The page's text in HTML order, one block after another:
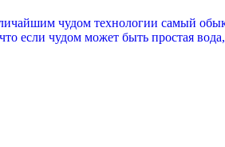
чудом технологии самый
если чудом может быть простая